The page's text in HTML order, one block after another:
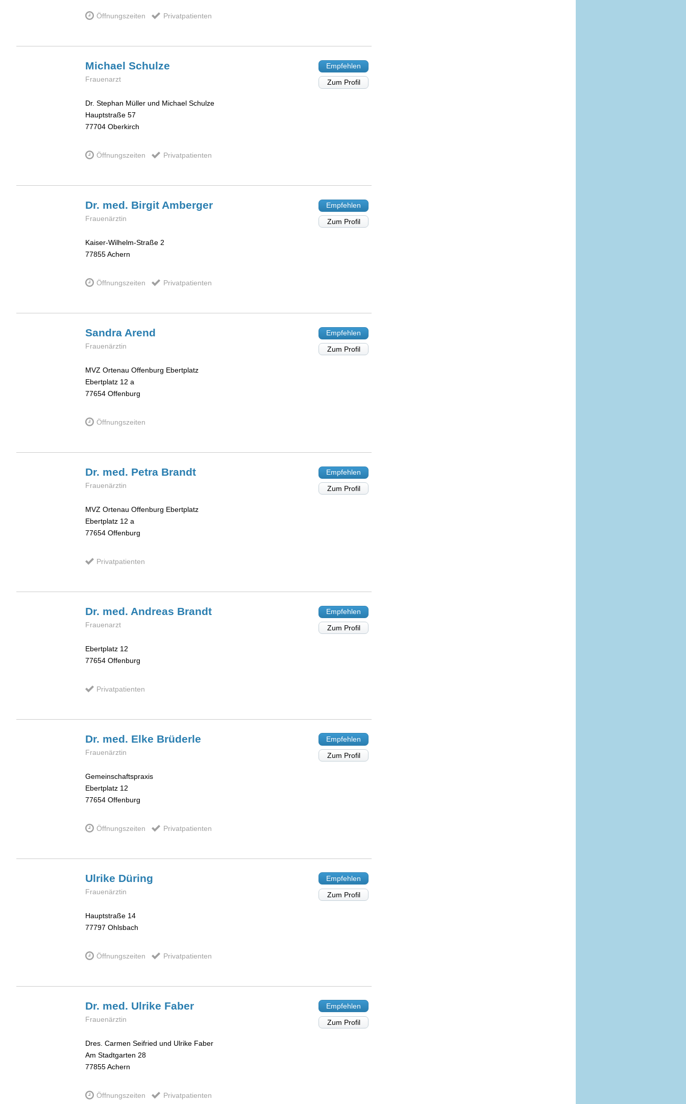
Öffnungszeiten Privatpatienten
Michael Schulze
Frauenarzt
Dr. Stephan Müller und Michael Schulze
Hauptstraße 57
77704 Oberkirch
Öffnungszeiten Privatpatienten
Empfehlen
Zum Profil
Dr. med. Birgit Amberger
Frauenärztin
Kaiser-Wilhelm-Straße 2
77855Achern
Öffnungszeiten Privatpatienten
Empfehlen
Zum Profil
Sandra Arend
Frauenärztin
MVZ Ortenau Offenburg Ebertplatz
Ebertplatz 12 a
77654 Offenburg
Öffnungszeiten
Empfehlen
Zum Profil
Dr. med. Petra Brandt
Frauenärztin
MVZ Ortenau Offenburg Ebertplatz
Ebertplatz 12 a
77654 Offenburg
Privatpatienten
Empfehlen
Zum Profil
Dr. med. Andreas Brandt
Frauenarzt
Ebertplatz 12
77654 Offenburg
Privatpatienten
Empfehlen
Zum Profil
Dr. med. Elke Brüderle
Frauenärztin
Gemeinschaftspraxis
Ebertplatz 12
77654 Offenburg
Öffnungszeiten Privatpatienten
Empfehlen
Zum Profil
Ulrike Düring
Frauenärztin
Hauptstraße 14
77797 Ohlsbach
Öffnungszeiten Privatpatienten
Empfehlen
Zum Profil
Dr. med. Ulrike Faber
Frauenärztin
Dres. Carmen Seifried und Ulrike Faber
Am Stadtgarten 28
77855Achern
Öffnungszeiten Privatpatienten
Empfehlen
Zum Profil